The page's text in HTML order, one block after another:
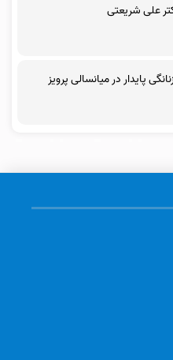
علی شریعتی
پایدار در میانسالی پرویز